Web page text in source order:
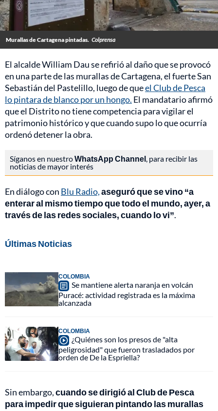
Murallas de Cartagena pintadas. Colprensa
El alcalde William Dau se refirió al daño que se provocó
en una parte de las murallas de Cartagena, el fuerte San
Sebastián del Pastelillo, luego de queel Club de Pesca
lo pintara de blanco por un hongo. El mandatario afirmó
que el Distrito no tiene competencia para vigilar el
patrimonio histórico y que cuando supo lo que ocurría
ordenó detener la obra.
Síganos en nuestroWhatsApp Channel, para recibir las
noticias de mayor interés
En diálogo con Blu Radio,aseguró que se vino “a
enterar al mismo tiempo que todo el mundo, ayer, a
través de las redes sociales, cuando lo vi”.
Últimas Noticias
COLOMBIA
Se mantiene alerta naranja en volcán
Puracé: actividad registrada es la máxima
alcanzada
COLOMBIA
¿Quiénes son los presos de "alta
peligrosidad" que fueron trasladados por
orden de De la Espriella?
Sin embargo,cuando se dirigió al Club de Pesca
para impedir que siguieran pintando las murallas